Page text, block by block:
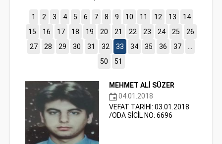
1 2 3 4 5 6 7 8 9 10 11 12 13
14
15
16 17 18 19 20 21 22 23 24 25
26
27
28 29 30 31 32 33 34 35 36 37
50
51
MEHMET ALİ SÜZER
04.01.2018
VEFAT TARİHİ: 03.01.2018
/ODA SİCİL NO: 6696